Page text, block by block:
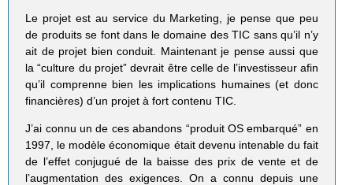
Le projet est au service du Marketing, je pense que peu
de produits se font dans le domaine des TIC sans qu’il n’y
ait de projet bien conduit. Maintenant je pense aussi que
la “culture du projet” devrait être celle de l’investisseur afin
qu’il comprenne bien les implications humaines (et donc
financières) d’un projet à fort contenu TIC.
J’ai connu un de ces abandons “produit OS embarqué” en
1997, le modèle économique était devenu intenable du fait
de l’effet conjugué de la baisse des prix de vente et de
l’augmentation des exigences. On a connu depuis une